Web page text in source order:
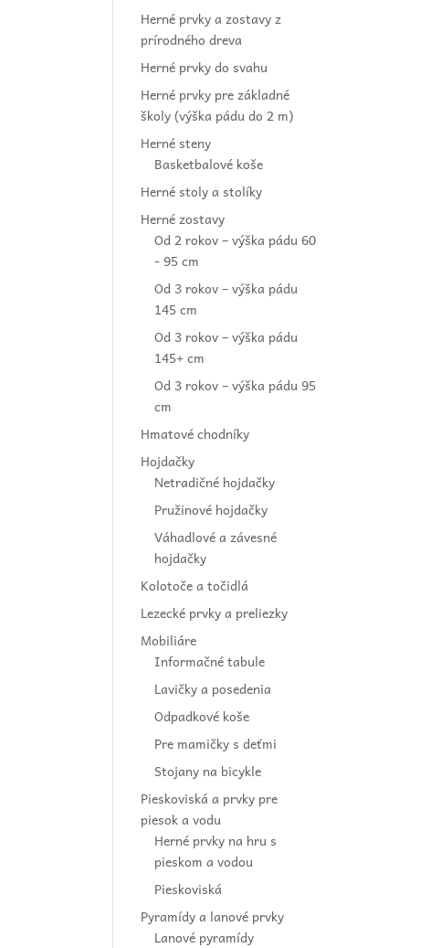
Herné prvky a zostavy z
prírodného dreva
Herné prvky do svahu
Herné prvky pre základné
školy (výška pádu do 2 m)
Herné steny
Basketbalové koše
Herné stoly a stolíky
Herné zostavy
Od 2 rokov – výška pádu 60
- 95 cm
Od 3 rokov – výška pádu
145 cm
Od 3 rokov – výška pádu
145+ cm
Od 3 rokov – výška pádu 95
cm
Hmatové chodníky
Hojdačky
Netradičné hojdačky
Pružinové hojdačky
Váhadlové a závesné
hojdačky
Kolotoče a točidlá
Lezecké prvky a preliezky
Mobiliáre
Informačné tabule
Lavičky a posedenia
Odpadkové koše
Pre mamičky s deťmi
Stojany na bicykle
Pieskoviská a prvky pre
piesok a vodu
Herné prvky na hru s
pieskom a vodou
Pieskoviská
Pyramídy a lanové prvky
Lanové pyramídy